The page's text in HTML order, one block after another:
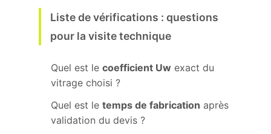
Liste de vérifications : questions
pour la visite technique
Quel est le coefficient Uw exact du
vitrage choisi ?
Quel est le temps de fabrication après
validation du devis ?